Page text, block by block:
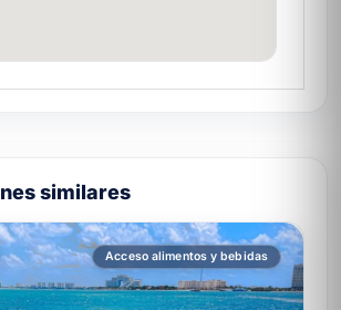
similares
Acceso alimentos y bebidas